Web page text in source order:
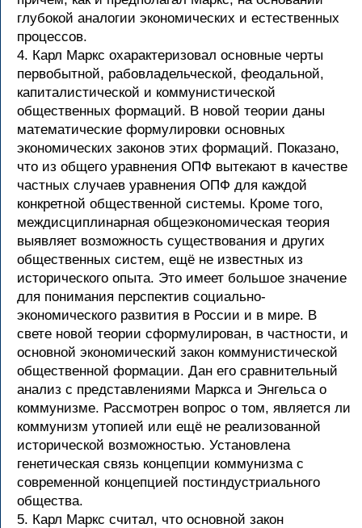
глубокой аналогии экономических и естественных
процессов.
4. Карл Маркс охарактеризовал основные черты
первобытной, рабовладельческой, феодальной,
капиталистической и коммунистической
общественных формаций. В новой теории даны
математические формулировки основных
экономических законов этих формаций. Показано,
что из общего уравнения ОПФ вытекают в качестве
частных случаев уравнения ОПФ для каждой
конкретной общественной системы. Кроме того,
междисциплинарная общеэкономическая теория
выявляет возможность существования и других
общественных систем, ещё не известных из
исторического опыта. Это имеет большое значение
для понимания перспектив социально-
экономического развития в России и в мире. В
свете новой теории сформулирован, в частности, и
основной экономический закон коммунистической
общественной формации. Дан его сравнительный
анализ с представлениями Маркса и Энгельса о
коммунизме. Рассмотрен вопрос о том, является ли
коммунизм утопией или ещё не реализованной
исторической возможностью. Установлена
генетическая связь концепции коммунизма с
современной концепцией постиндустриального
общества.
5. Карл Маркс считал, что основной закон